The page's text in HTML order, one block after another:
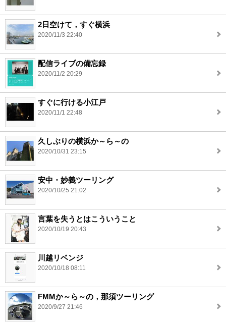
2日空けて，すぐ横浜
2020/11/3 22:40
配信ライブの備忘録
2020/11/2 20:29
すぐに行ける小江戸
2020/11/1 22:48
久しぶりの横浜か～ら～の
2020/10/31 23:15
安中・妙義ツーリング
2020/10/25 21:02
言葉を失うとはこういうこと
2020/10/19 20:43
川越リベンジ
2020/10/18 08:11
FMMか～ら～の，那須ツーリング
2020/9/27 21:46